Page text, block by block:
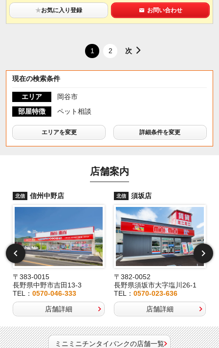
★お気に入り登録 お問い合わせ
1 2 次
現在の検索条件
エリア
岡谷市
部屋特徴
ペット相談
エリアを変更 詳細条件を変更
店舗案内
北信 信州中野店
〒383-0015
長野県中野市吉田13-3
TEL： 0570-046-333
店舗詳細
北信 須坂店
〒382-0052
長野県須坂市大字塩川26-1
TEL：0570-023-636
店舗詳細
ミニミニチンタイバンクの店舗一覧